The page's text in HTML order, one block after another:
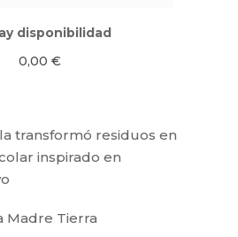
disponibilidad
0,00 €
transformó residuos en
inspirado en
Madre Tierra